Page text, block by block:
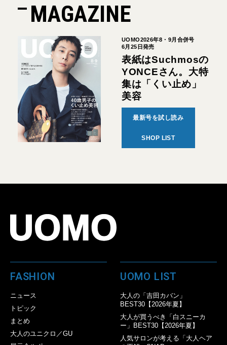
MAGAZINE
UOMO2026年8・9月合併号
6月25日発売
表紙はSuchmosの
YONCEさん。大特
集は「くい止め」
美容
最新号を試し読み
SHOP LIST
FASHION
ニュース
トピック
まとめ
大人のユニクロ／GU
UOMO LIST
大人の「吉田カバン」
BEST30【2026年夏】
大人が買うべき「白スニーカ
ー」BEST30【2026年夏】
人気サロンが考える「大人ヘア